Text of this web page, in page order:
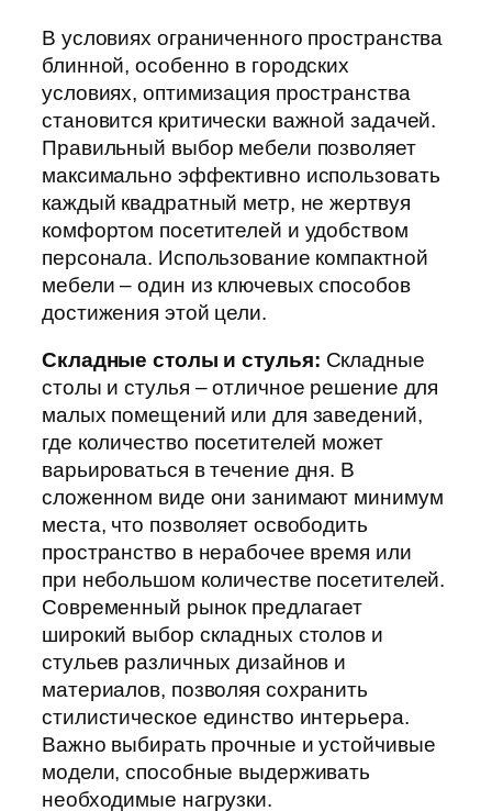
В условиях ограниченного пространства
блинной, особенно в городских
условиях, оптимизация пространства
становится критически важной задачей.
Правильный выбор мебели позволяет
максимально эффективно использовать
каждый квадратный метр, не жертвуя
комфортом посетителей и удобством
персонала. Использование компактной
мебели – один из ключевых способов
достижения этой цели.
Складные столы и стулья: Складные
столы и стулья – отличное решение для
малых помещений или для заведений,
где количество посетителей может
варьироваться в течение дня. В
сложенном виде они занимают минимум
места, что позволяет освободить
пространство в нерабочее время или
при небольшом количестве посетителей.
Современный рынок предлагает
широкий выбор складных столов и
стульев различных дизайнов и
материалов, позволяя сохранить
стилистическое единство интерьера.
Важно выбирать прочные и устойчивые
модели, способные выдерживать
необходимые нагрузки.